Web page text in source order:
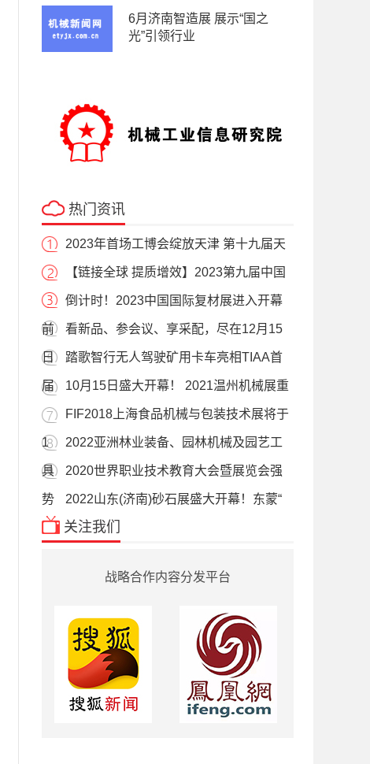
6月济南智造展 展示“国之
光”引领行业
热门资讯
2023年首场工博会绽放天津 第十九届天
【链接全球 提质增效】2023第九届中国
倒计时！2023中国国际复材展进入开幕
前 看新品、参会议、享采配，尽在12月15
日 踏歌智行无人驾驶矿用卡车亮相TIAA首
届 10月15日盛大开幕！ 2021温州机械展重
FIF2018上海食品机械与包装技术展将于
1 2022亚洲林业装备、园林机械及园艺工
具 2020世界职业技术教育大会暨展览会强
势 2022山东(济南)砂石展盛大开幕！东蒙“
关注我们
战略合作内容分发平台